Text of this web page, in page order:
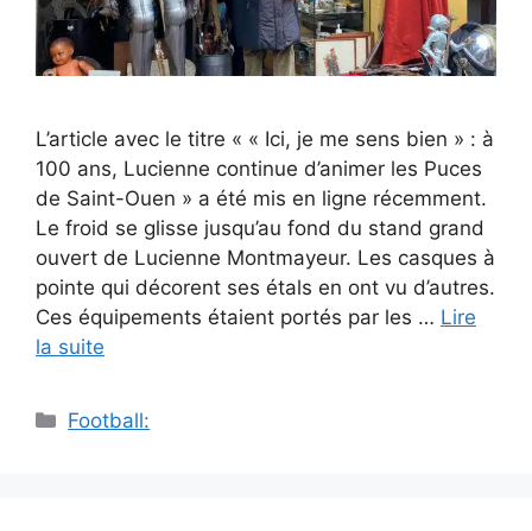
L’article avec le titre « « Ici, je me sens bien » : à
100 ans, Lucienne continue d’animer les Puces
de Saint-Ouen » a été mis en ligne récemment.
Le froid se glisse jusqu’au fond du stand grand
ouvert de Lucienne Montmayeur. Les casques à
pointe qui décorent ses étals en ont vu d’autres.
Ces équipements étaient portés par les … Lire
la suite
Catégories
Football: